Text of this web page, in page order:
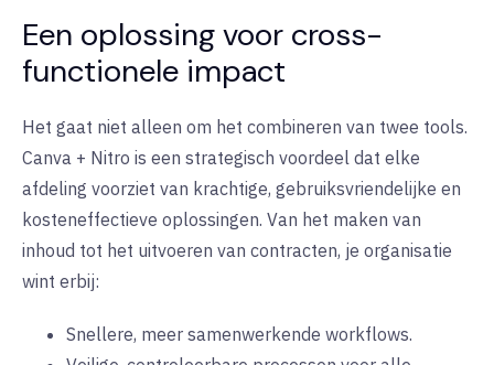
Een oplossing voor cross-
functionele impact
Het gaat niet alleen om het combineren van twee tools.
Canva + Nitro is een strategisch voordeel dat elke
afdeling voorziet van krachtige, gebruiksvriendelijke en
kosteneffectieve oplossingen. Van het maken van
inhoud tot het uitvoeren van contracten, je organisatie
wint erbij:
Snellere, meer samenwerkende workflows.